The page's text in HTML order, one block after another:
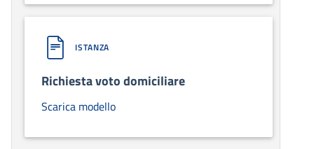
ISTANZA
Richiesta voto domiciliare
Scarica modello